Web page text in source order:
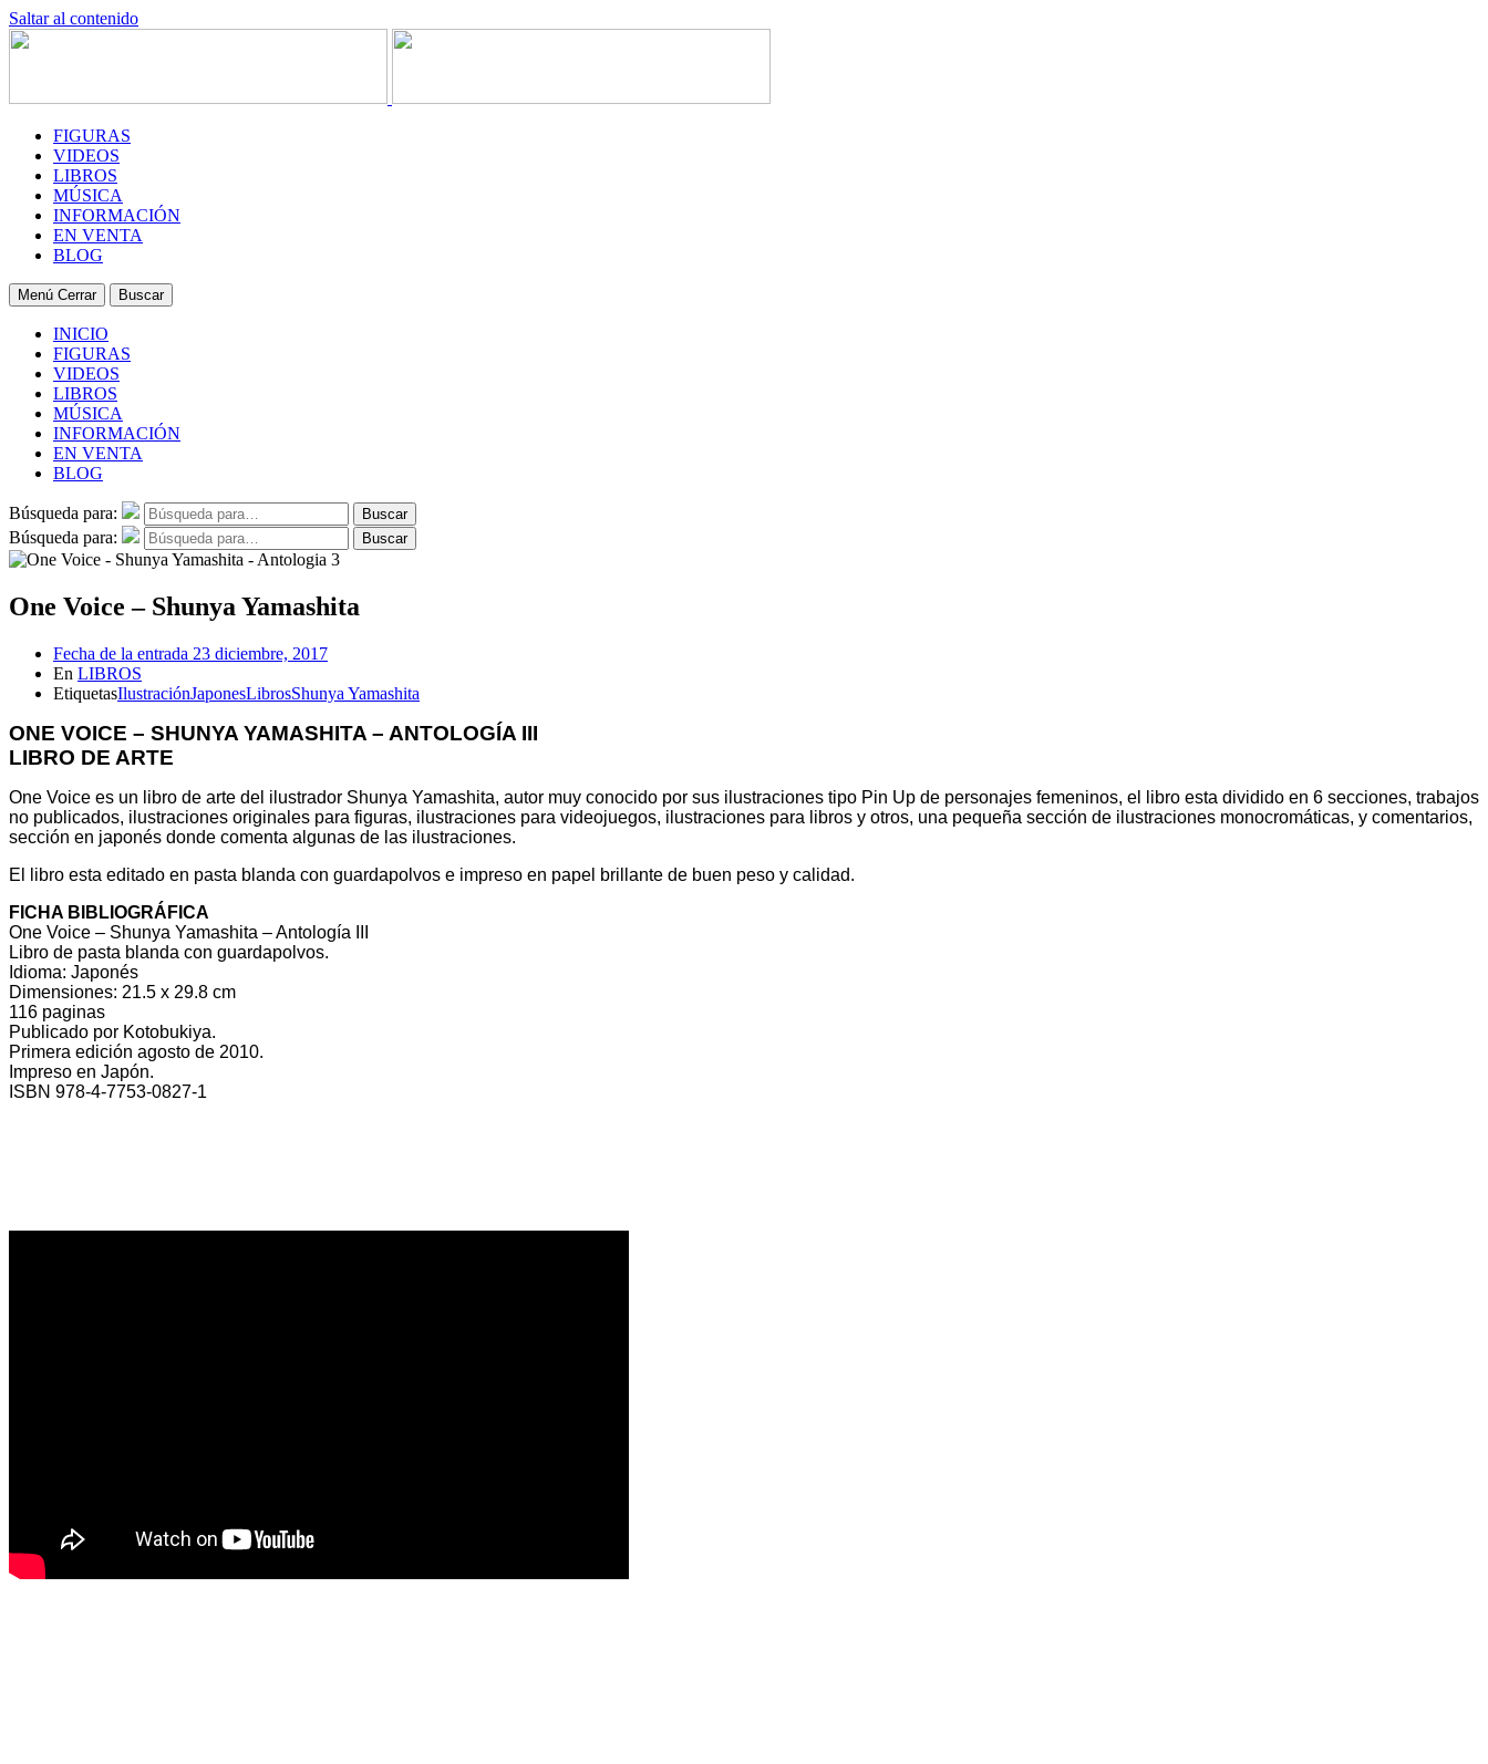
Saltar al contenido
FIGURAS
VIDEOS
LIBROS
MÚSICA
INFORMACIÓN
EN VENTA
BLOG
Menú Cerrar Buscar
INICIO
FIGURAS
VIDEOS
LIBROS
MÚSICA
INFORMACIÓN
EN VENTA
BLOG
Búsqueda para: Buscar
Búsqueda para: Buscar
One Voice – Shunya Yamashita
Fecha de la entrada 23 diciembre, 2017
En LIBROS
EtiquetasIlustraciónJaponesLibrosShunya Yamashita
ONE VOICE – SHUNYA YAMASHITA – ANTOLOGÍA III
LIBRO DE ARTE
One Voice es un libro de arte del ilustrador Shunya Yamashita, autor muy conocido por sus ilustraciones tipo Pin Up de personajes femeninos, el libro esta dividido en 6 secciones, trabajos
no publicados, ilustraciones originales para figuras, ilustraciones para videojuegos, ilustraciones para libros y otros, una pequeña sección de ilustraciones monocromáticas, y comentarios,
sección en japonés donde comenta algunas de las ilustraciones.
El libro esta editado en pasta blanda con guardapolvos e impreso en papel brillante de buen peso y calidad.
FICHA BIBLIOGRÁFICA
One Voice – Shunya Yamashita – Antología III
Libro de pasta blanda con guardapolvos.
Idioma: Japonés
Dimensiones: 21.5 x 29.8 cm
116 paginas
Publicado por Kotobukiya.
Primera edición agosto de 2010.
Impreso en Japón.
ISBN 978-4-7753-0827-1